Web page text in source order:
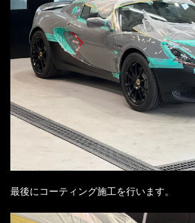
最後にコーティング施工を行います。